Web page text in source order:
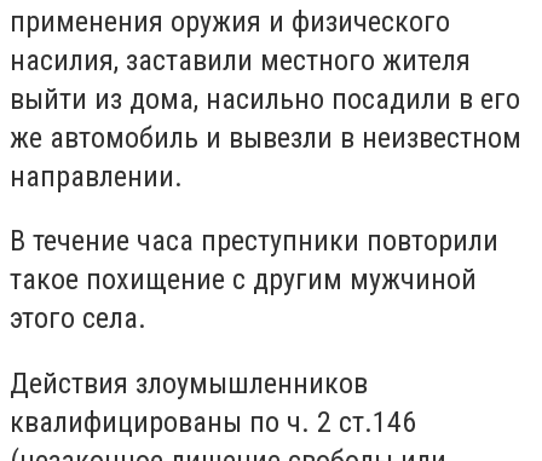
применения оружия и физического
насилия, заставили местного жителя
выйти из дома, насильно посадили в его
же автомобиль и вывезли в неизвестном
направлении.
В течение часа преступники повторили
такое похищение с другим мужчиной
этого села.
Действия злоумышленников
квалифицированы по ч. 2 ст.146